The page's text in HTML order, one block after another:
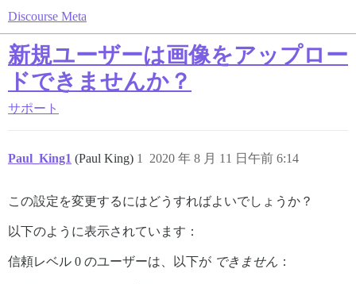
Discourse Meta
新規ユーザーは画像をアップロー
ドできませんか？
サポート
Paul_King1 (Paul King) 2020 年 8 月 11 日午前 6:14
1
この設定を変更するにはどうすればよいでしょうか？
以下のように表示されています：
信頼レベル 0 のユーザーは、以下が できません ：